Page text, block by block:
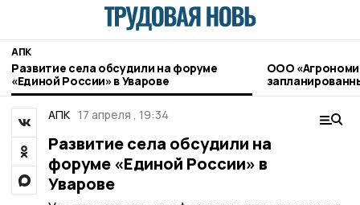
АПК
Развитие села обсудили на форуме
«Единой России» в Уварове
ООО
применению
АПК 17 апреля , 19:34
Развитие села обсудили на
форуме «Единой России» в
Уварове